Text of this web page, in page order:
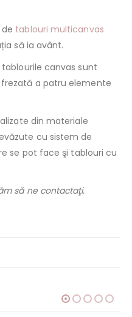
tablouri multicanvas
să ia avânt.
canvas sunt
a patru elemente
din materiale
cu sistem de
se pot face şi tablouri cu
să ne contactaţi.